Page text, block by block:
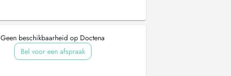
Geen beschikbaarheid op Doctena
Bel voor een afspraak